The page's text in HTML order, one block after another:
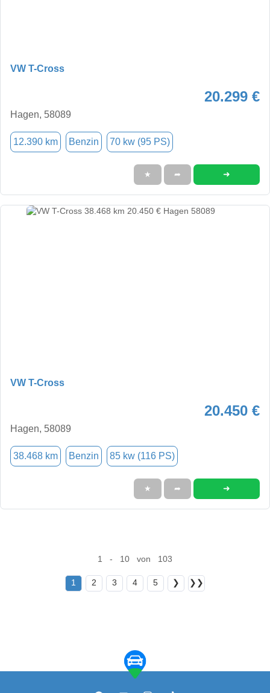
VW T-Cross
20.299 €
Hagen, 58089
12.390 km Benzin 70 kw (95 PS)
★ ➦ ➜
VW T-Cross
20.450 €
Hagen, 58089
38.468 km Benzin 85 kw (116 PS)
★ ➦ ➜
1 - 10 von 103
1 2 3 4 5 ❯ ❯❯